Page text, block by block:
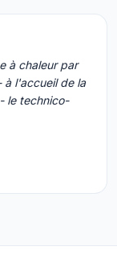
à chaleur par
à l'accueil de la
le technico-